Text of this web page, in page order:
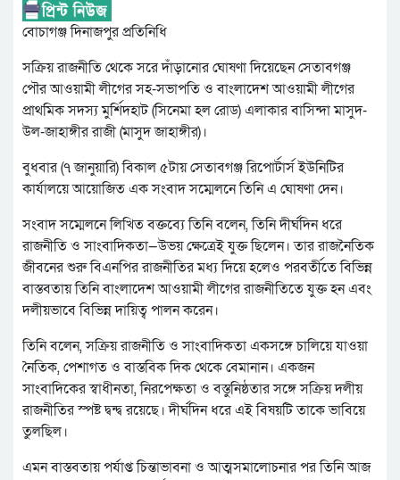
বোচাগঞ্জ দিনাজপুর প্রতিনিধি
সক্রিয় রাজনীতি থেকে সরে দাঁড়ানোর ঘোষণা দিয়েছেন সেতাবগঞ্জ
পৌর আওয়ামী লীগের সহ-সভাপতি ও বাংলাদেশ আওয়ামী লীগের
প্রাথমিক সদস্য মুর্শিদহাট (সিনেমা হল রোড) এলাকার বাসিন্দা মাসুদ-
উল-জাহাঙ্গীর রাজী (মাসুদ জাহাঙ্গীর)।
বুধবার (৭ জানুয়ারি) বিকাল ৫টায় সেতাবগঞ্জ রিপোর্টার্স ইউনিটির
কার্যালয়ে আয়োজিত এক সংবাদ সম্মেলনে তিনি এ ঘোষণা দেন।
সংবাদ সম্মেলনে লিখিত বক্তব্যে তিনি বলেন, তিনি দীর্ঘদিন ধরে
রাজনীতি ও সাংবাদিকতা—উভয় ক্ষেত্রেই যুক্ত ছিলেন। তার রাজনৈতিক
জীবনের শুরু বিএনপির রাজনীতির মধ্য দিয়ে হলেও পরবর্তীতে বিভিন্ন
বাস্তবতায় তিনি বাংলাদেশ আওয়ামী লীগের রাজনীতিতে যুক্ত হন এবং
দলীয়ভাবে বিভিন্ন দায়িত্ব পালন করেন।
তিনি বলেন, সক্রিয় রাজনীতি ও সাংবাদিকতা একসঙ্গে চালিয়ে যাওয়া
নৈতিক, পেশাগত ও বাস্তবিক দিক থেকে বেমানান। একজন
সাংবাদিকের স্বাধীনতা, নিরপেক্ষতা ও বস্তুনিষ্ঠতার সঙ্গে সক্রিয় দলীয়
রাজনীতির স্পষ্ট দ্বন্দ্ব রয়েছে। দীর্ঘদিন ধরে এই বিষয়টি তাকে ভাবিয়ে
তুলছিল।
এমন বাস্তবতায় পর্যাপ্ত চিন্তাভাবনা ও আত্মসমালোচনার পর তিনি আজ